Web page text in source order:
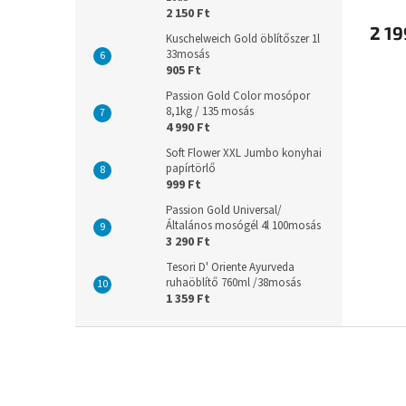
2 150 Ft
Kuschelweich Gold öblítőszer 1l
33mosás
905 Ft
Passion Gold Color mosópor
8,1kg / 135 mosás
4 990 Ft
Soft Flower XXL Jumbo konyhai
papírtörlő
999 Ft
Passion Gold Universal/
Általános mosógél 4l 100mosás
3 290 Ft
Tesori D' Oriente Ayurveda
ruhaöblítő 760ml /38mosás
1 359 Ft
2